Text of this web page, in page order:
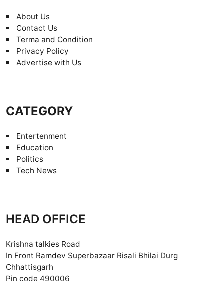
About Us
Contact Us
Terma and Condition
Privacy Policy
Advertise with Us
CATEGORY
Entertenment
Education
Politics
Tech News
HEAD OFFICE
Krishna talkies Road
In Front Ramdev Superbazaar Risali Bhilai Durg
Chhattisgarh
Pin code 490006